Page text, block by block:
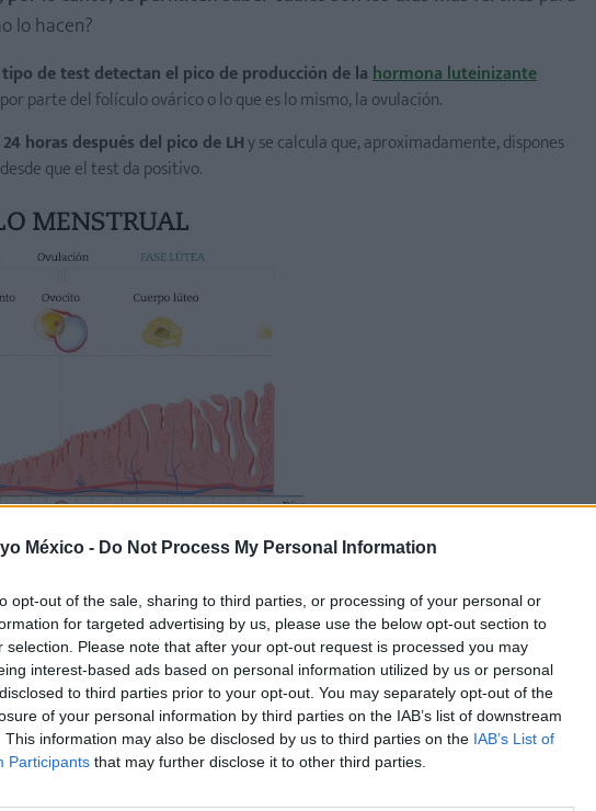
México - Do Not Process My Personal Information
opt-out of the sale, sharing to third parties, or processing of your personal or
for targeted advertising by us, please use the below opt-out section to
selection. Please note that after your opt-out request is processed you may
interest-based ads based on personal information utilized by us or personal
to third parties prior to your opt-out. You may separately opt-out of the
of your personal information by third parties on the IAB’s list of downstream
This information may also be disclosed by us to third parties on the IAB’s List of
Participants that may further disclose it to other third parties.
lo hacen?
de test detectan el pico de producción de lahormona luteinizante
parte del folículo ovárico o lo que es lo mismo, la ovulación.
horas después del pico de LHy se calcula que, aproximadamente, dispones
que el test da positivo.
ciclo menstrual y ovulación de la mujer
Clearblue, muy fácil de utilizar, pues no hay necesidad de
de ovulaciónClearblue muestra en un display una cara que sonríe,
los días fértiles.